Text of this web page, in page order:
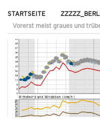
STARTSEITE
Vorerst meist graues und